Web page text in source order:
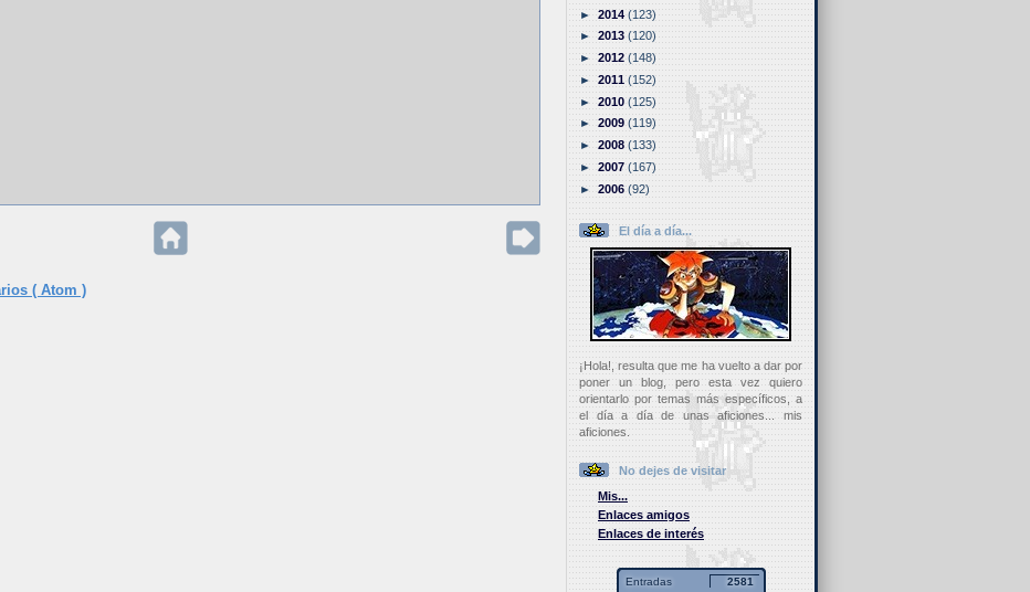
( Atom )
►2014(123)
►2013(120)
►2012(148)
►2011(152)
►2010(125)
►2009(119)
►2008(133)
►2007(167)
►2006(92)
El día a día...
¡Hola!, resulta que me ha vuelto a dar por
poner un blog, pero esta vez quiero
orientarlo por temas más específicos, a
el día a día de unas aficiones... mis
aficiones.
No dejes de visitar
Mis...
Enlaces amigos
Enlaces de interés
Entradas 2581